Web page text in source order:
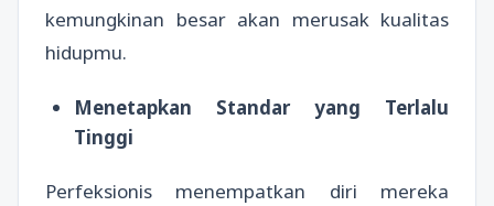
kemungkinan besar akan merusak kualitas
hidupmu.
Menetapkan Standar yang Terlalu
Tinggi
Perfeksionis menempatkan diri mereka